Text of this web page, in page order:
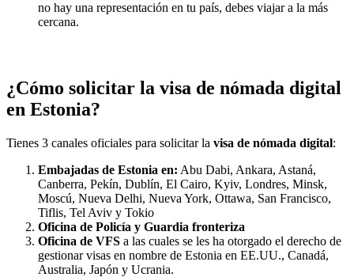
no hay una representación en tu país, debes viajar a la más
cercana.
¿Cómo solicitar la visa de nómada digital
en Estonia?
Tienes 3 canales oficiales para solicitar la visa de nómada digital:
Embajadas de Estonia en: Abu Dabi, Ankara, Astaná,
Canberra, Pekín, Dublín, El Cairo, Kyiv, Londres, Minsk,
Moscú, Nueva Delhi, Nueva York, Ottawa, San Francisco,
Tiflis, Tel Aviv y Tokio
Oficina de Policía y Guardia fronteriza
Oficina de VFS a las cuales se les ha otorgado el derecho de
gestionar visas en nombre de Estonia en EE.UU., Canadá,
Australia, Japón y Ucrania.